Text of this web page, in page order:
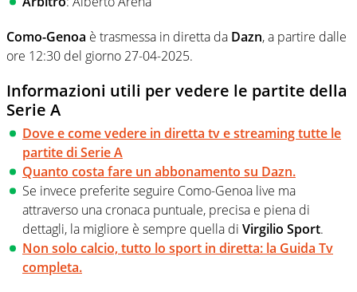
Como-Genoa è trasmessa in diretta da Dazn, a partire dalle
ore 12:30 del giorno 27-04-2025.
Informazioni utili per vedere le partite della
Serie A
Dove e come vedere in diretta tv e streaming tutte le
partite di Serie A
Quanto costa fare un abbonamento su Dazn.
Se invece preferite seguire Como-Genoa live ma
attraverso una cronaca puntuale, precisa e piena di
dettagli, la migliore è sempre quella di Virgilio Sport.
Non solo calcio, tutto lo sport in diretta: la Guida Tv
completa.